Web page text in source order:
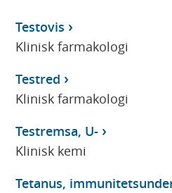
Testovis
Klinisk farmakologi
Testred
Klinisk farmakologi
Testremsa, U-
Klinisk kemi
Tetanus,